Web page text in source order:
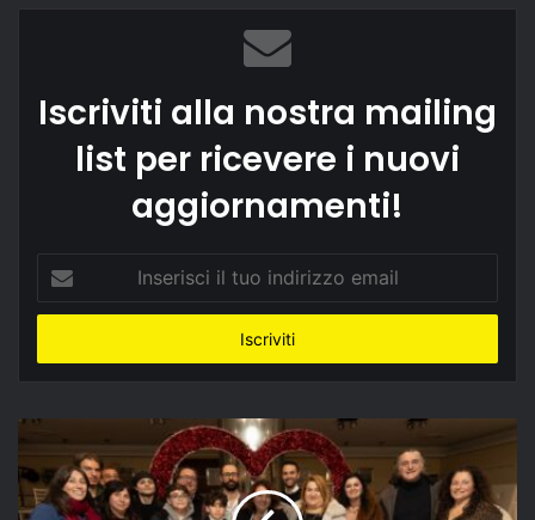
Iscriviti alla nostra mailing
list per ricevere i nuovi
aggiornamenti!
tuo
email